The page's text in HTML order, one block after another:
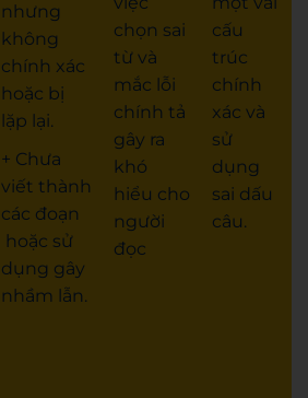
nhưng
không
chính xác
hoặc bị
lặp lại.
+ Chưa
viết thành
các đoạn
hoặc sử
dụng gây
nhầm lẫn.
chọn sai
từ và
mắc lỗi
chính tả
gây ra
khó
hiểu cho
người
đọc
cấu
trúc
chính
xác và
sử
dụng
sai dấu
câu.